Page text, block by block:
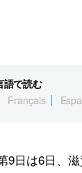
語で読む
Français
日は6日、